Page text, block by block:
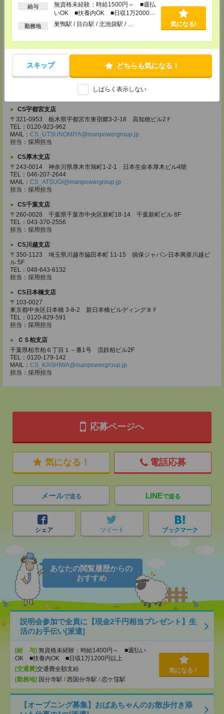
給与
無資格未経験：時給1500円～ ■週払
いOK ■扶養内OK ■日収1万2000円
以上
勤務地 巣鴨駅 / 目白駅 / 北池袋駅 / … 気になる!
スキップ どちらも気になる！
しばらく表示しない
CS大宮支店
〒330-0854 埼玉県さいたま市大宮区桜木町 1-10-16 シーノ大宮ノース
ウイング 9階
MAIL：
CS高崎支店
〒370-0831 群馬県高崎市あら町167 高崎第一生命ビルディング11Ｆ
TEL：027-320-6558
CS_TAKASAKI@manpowergroup.jp
CS宇都宮支店
〒321-0953 栃木県宇都宮市東宿郷3-2-18 高知穂ビル2Ｆ
TEL：0120-923-962
MAIL： CS_UTSUNOMIYA@manpowergroup.jp
担当：採用担当
CS厚木支店
〒243-0014 神奈川県厚木市旭町1-2-1 日本生命本厚木ビル4階
TEL：046-207-2644
MAIL： CS_ATSUGI@manpowergroup.jp
担当：採用担当
CS千葉支店
〒260-0028 千葉県千葉市中央区新町18-14 千葉新町ビル 8F
TEL：043-370-2556
担当：採用担当
CS川越支店
〒350-1123 埼玉県川越市脇田本町 11-15 損保ジャパン日本興亜川越ビ
ル 5F
TEL：048-643-6132
担当：採用担当
CS日本橋支店
〒103-0027
東京都中央区日本橋 3-8-2 新日本橋ビルディング８Ｆ
TEL：0120-829-591
担当：採用担当
ＣＳ柏支店
千葉県柏市柏６丁目１－番1号 流鉄柏ビル2F
TEL：0120-179-142
MAIL： CS_KASHIWA@manpowergroup.jp
担当：採用担当
応募ページへ
気になる！ 電話応募
メールで送る LINEで送る
シェア ツイート ブックマーク
あなたの閲覧履歴からの
おすすめ
説明会参加で全員に【現金2千円相当プレゼント】生
活のお手伝い[派遣]
[給 与] 無資格未経験：時給1400円～ ■週払い
OK ■扶養内OK ■日収1万1200円以上
[交通費]交通費全額支給
[勤務地] 国分寺駅 / 西国分寺駅 / 恋ケ窪駅
気になる！
【オープニング募集】おばあちゃんのお散歩付き添